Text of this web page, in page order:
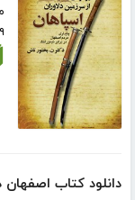
دانلود کتاب اصفهان